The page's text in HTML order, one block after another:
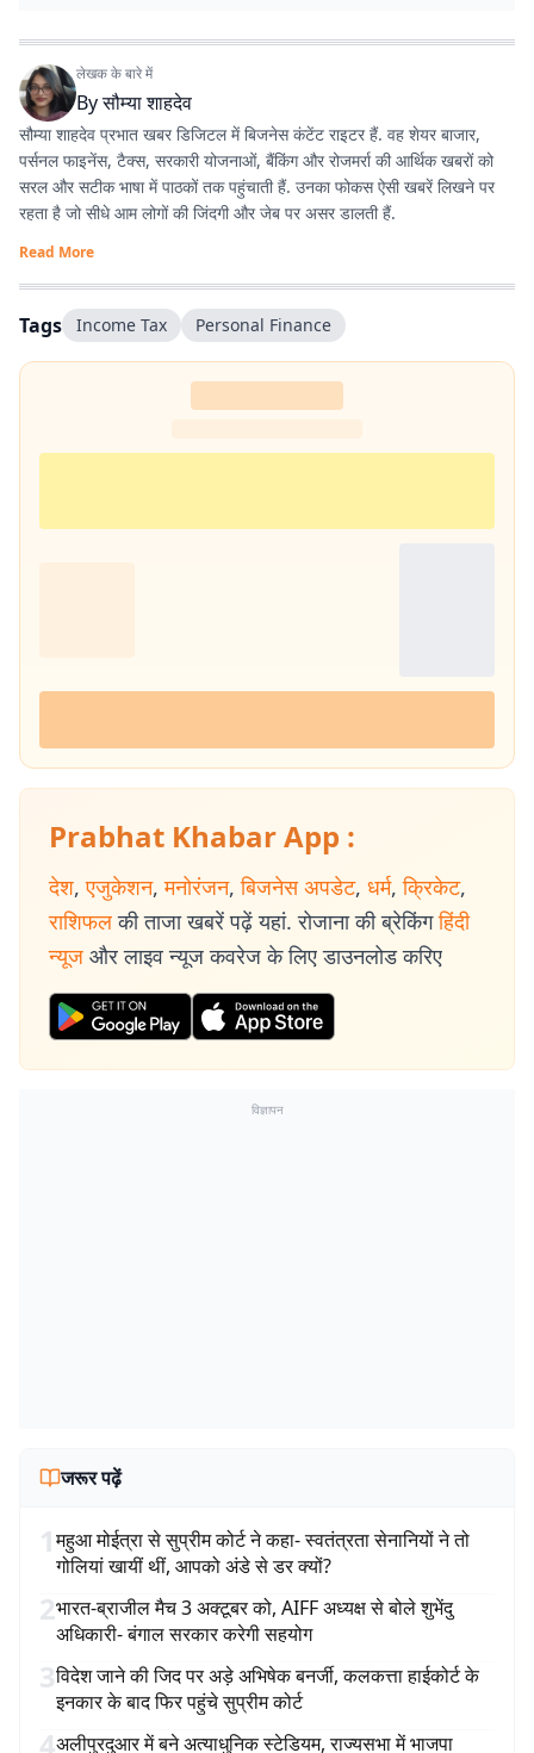
लेखक के बारे में
Byसौम्या शाहदेव
सौम्या शाहदेव प्रभात खबर डिजिटल में बिजनेस कंटेंट राइटर हैं. वह शेयर बाजार,
पर्सनल फाइनेंस, टैक्स, सरकारी योजनाओं, बैंकिंग और रोजमर्रा की आर्थिक खबरों को
सरल और सटीक भाषा में पाठकों तक पहुंचाती हैं. उनका फोकस ऐसी खबरें लिखने पर
रहता है जो सीधे आम लोगों की जिंदगी और जेब पर असर डालती हैं.
Read More
Tags Income Tax Personal Finance
Prabhat Khabar App :
देश, एजुकेशन, मनोरंजन, बिजनेस अपडेट, धर्म, क्रिकेट,
राशिफल की ताजा खबरें पढ़ें यहां. रोजाना की ब्रेकिंग हिंदी
न्यूज और लाइव न्यूज कवरेज के लिए डाउनलोड करिए
विज्ञापन
जरूर पढ़ें
1महुआ मोईत्रा से सुप्रीम कोर्ट ने कहा- स्वतंत्रता सेनानियों ने तो
गोलियां खायीं थीं, आपको अंडे से डर क्यों?
2भारत-ब्राजील मैच 3 अक्टूबर को, AIFF अध्यक्ष से बोले शुभेंदु
अधिकारी- बंगाल सरकार करेगी सहयोग
3विदेश जाने की जिद पर अड़े अभिषेक बनर्जी, कलकत्ता हाईकोर्ट के
इनकार के बाद फिर पहुंचे सुप्रीम कोर्ट
4अलीपुरदुआर में बने अत्याधुनिक स्टेडियम, राज्यसभा में भाजपा